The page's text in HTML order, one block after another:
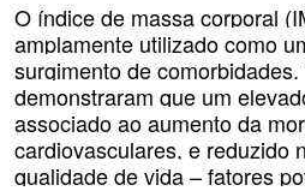
O índice de massa corporal
amplamente utilizado como
surgimento de
demonstraram que um
associado ao aumento da
cardiovasculares, e reduzido
qualidade de vida – fatores